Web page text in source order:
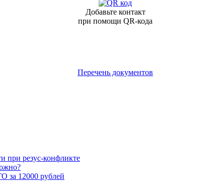
Добавьте контакт
при помощи QR-кода
Перечень документов
при резус-конфликте
за 12000 рублей